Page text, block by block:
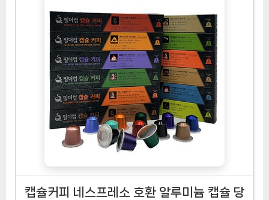
캡슐커피 네스프레소 호환 알루미늄 캡슐 당